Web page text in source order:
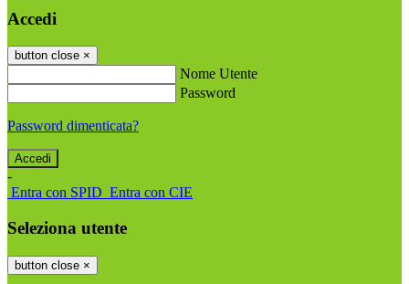
Accedi
button close ×
Nome Utente
Password
Password dimenticata?
-
Entra con SPID Entra con CIE
Seleziona utente
button close ×